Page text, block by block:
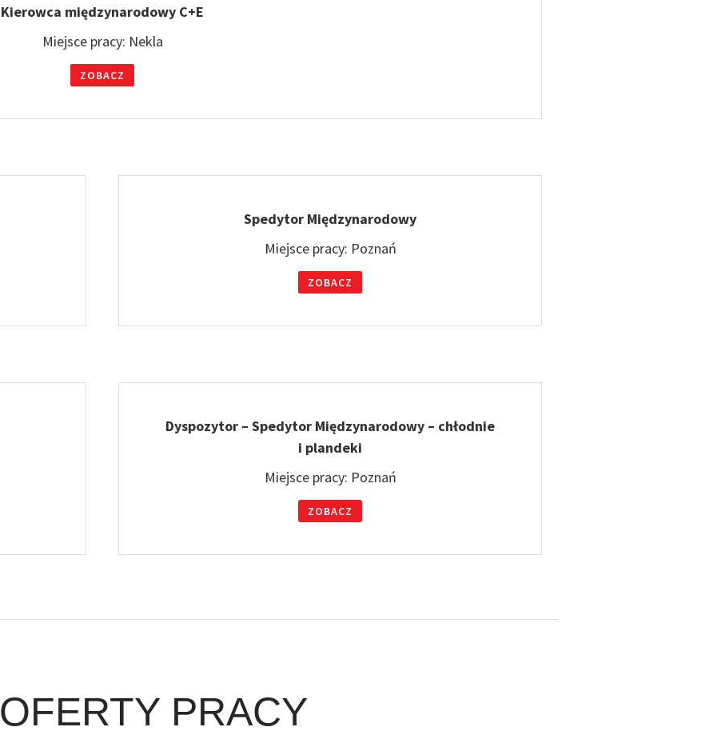
Kierowca międzynarodowy C+E
Miejsce pracy: Nekla
ZOBACZ
Spedytor Międzynarodowy
Miejsce pracy: Poznań
ZOBACZ
Dyspozytor – Spedytor Międzynarodowy – chłodnie
i plandeki
Miejsce pracy: Poznań
ZOBACZ
OFERTY PRACY